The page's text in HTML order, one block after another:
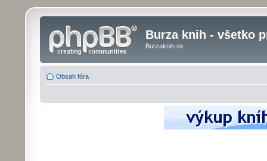
Burza knih - všetko
Burzaknih.sk
Obsah fóra